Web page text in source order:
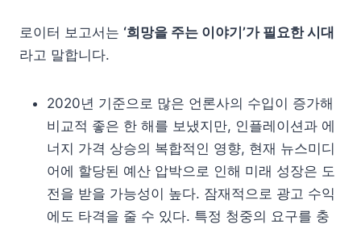
로이터 보고서는 ‘희망을 주는 이야기’가 필요한 시대
라고 말합니다.
2020년 기준으로 많은 언론사의 수입이 증가해
비교적 좋은 한 해를 보냈지만, 인플레이션과 에
너지 가격 상승의 복합적인 영향, 현재 뉴스미디
어에 할당된 예산 압박으로 인해 미래 성장은 도
전을 받을 가능성이 높다. 잠재적으로 광고 수익
에도 타격을 줄 수 있다. 특정 청중의 요구를 충